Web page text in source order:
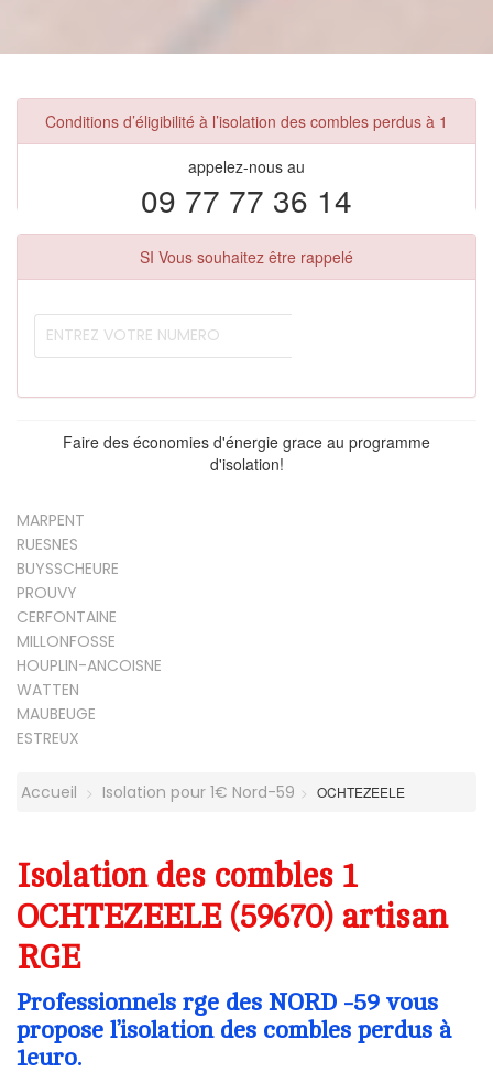
Conditions d’éligibilité à l’isolation des combles perdus à 1
appelez-nous au
09 77 77 36 14
SI Vous souhaitez être rappelé
Faire des économies d'énergie grace au programme
d'isolation!
MARPENT
RUESNES
BUYSSCHEURE
PROUVY
CERFONTAINE
MILLONFOSSE
HOUPLIN-ANCOISNE
WATTEN
MAUBEUGE
ESTREUX
Accueil Isolation pour 1€ Nord-59 OCHTEZEELE
Isolation des combles 1
OCHTEZEELE (59670) artisan
RGE
Professionnels rge des NORD -59 vous
propose l’isolation des combles perdus à
1euro.